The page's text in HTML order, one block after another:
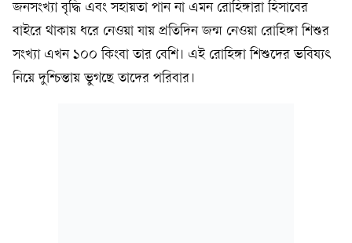
জনসংখ্যা বৃদ্ধি এবং সহায়তা পান না এমন রোহিঙ্গারা হিসাবের
বাইরে থাকায় ধরে নেওয়া যায় প্রতিদিন জন্ম নেওয়া রোহিঙ্গা শিশুর
সংখ্যা এখন ১০০ কিংবা তার বেশি। এই রোহিঙ্গা শিশুদের ভবিষ্যৎ
নিয়ে দুশ্চিন্তায় ভুগছে তাদের পরিবার।